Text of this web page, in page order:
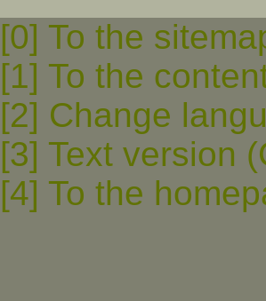
[0] To the
[1] To the
[2] Change
[3] Text version
[4] To the